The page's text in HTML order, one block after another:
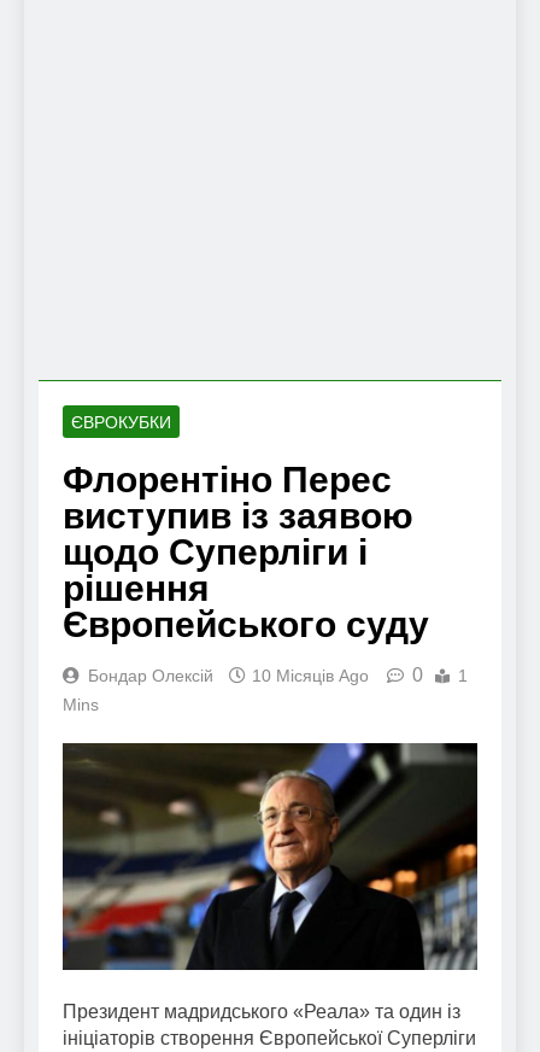
ЄВРОКУБКИ
Флорентіно Перес
виступив із заявою
щодо Суперліги і
рішення
Європейського суду
Бондар Олексій 10 Місяців Ago 0
1
Mins
Президент мадридського «Реала» та один із
ініціаторів створення Європейської Суперліги